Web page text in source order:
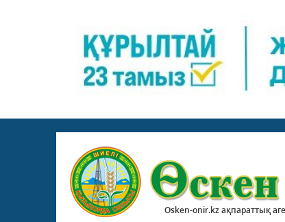
Osken-onir.kz ақпараттық